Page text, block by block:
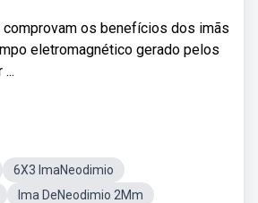
os benefícios dos imãs
eletromagnético gerado pelos
6X3 ImaNeodimio
Ima DeNeodimio 2Mm